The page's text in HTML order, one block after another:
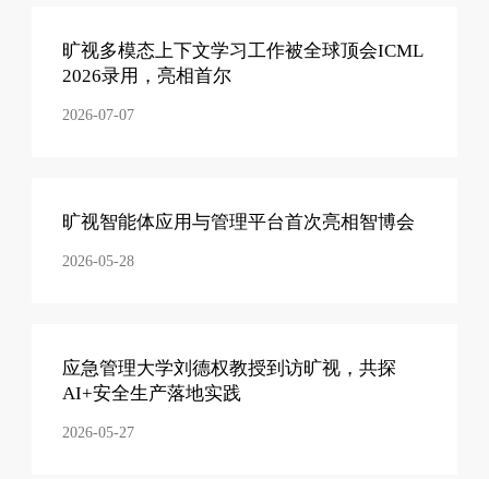
旷视多模态上下文学习工作被全球顶会ICML
2026录用，亮相首尔
2026-07-07
旷视智能体应用与管理平台首次亮相智博会
2026-05-28
应急管理大学刘德权教授到访旷视，共探
AI+安全生产落地实践
2026-05-27